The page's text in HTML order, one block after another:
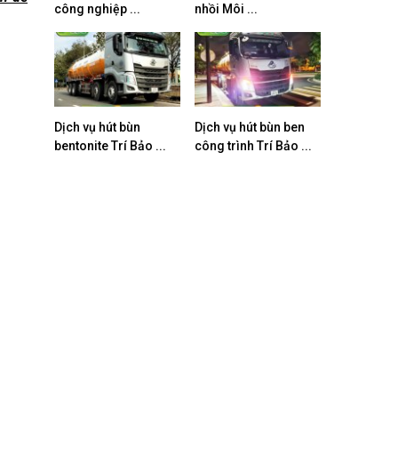
công nghiệp ...
nhồi Môi ...
Dịch vụ hút bùn
bentonite Trí Bảo ...
Dịch vụ hút bùn ben
công trình Trí Bảo ...